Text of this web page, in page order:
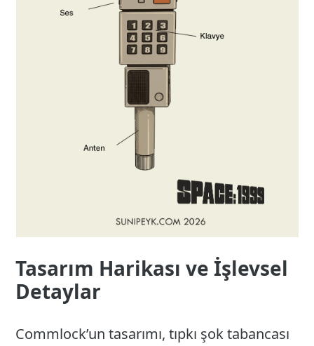
Tasarım Harikası ve İşlevsel
Detaylar
Commlock’un tasarımı, tıpkı şok tabancası